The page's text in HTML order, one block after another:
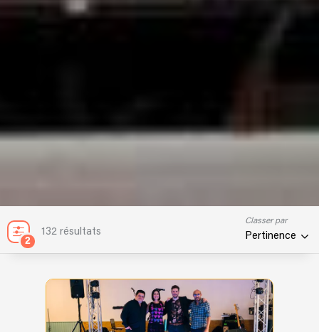
2
132 résultats
Classer par
Pertinence